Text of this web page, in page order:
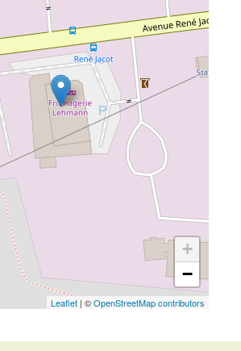
+
−
Leaflet| ©OpenStreetMap contributors